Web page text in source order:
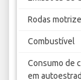
Rodas
Combustível
Consumo de
em